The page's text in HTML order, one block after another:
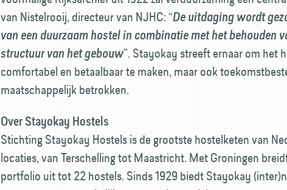
van Nistelrooij, directeur van NJHC: “De uitdaging wordt
van een duurzaam hostel in combinatie met het behouden
structuur van het gebouw”. Stayokay streeft ernaar om het
comfortabel en betaalbaar te maken, maar ook
maatschappelijk betrokken.
Over Stayokay Hostels
Stichting Stayokay Hostels is de grootste hostelketen van
locaties, van Terschelling tot Maastricht. Met Groningen
portfolio uit tot 22 hostels. Sinds 1929 biedt Stayokay